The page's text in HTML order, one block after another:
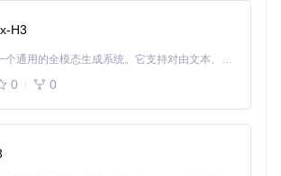
H3
MiniMax H3 是一个通用的全模态生成系统。它支持对由文本、图像、视频和音频组成的多模态上下文进行统一理解，并能生成分辨率高达 2K、时长可达 15 秒的带原生立体声音频的视频。得益于面向任务泛化的系统设计，H3 在预训练阶段就已具备广泛的多模态上下文理解与生成能力，能够出色地执行复杂的多模态指令。
0 0